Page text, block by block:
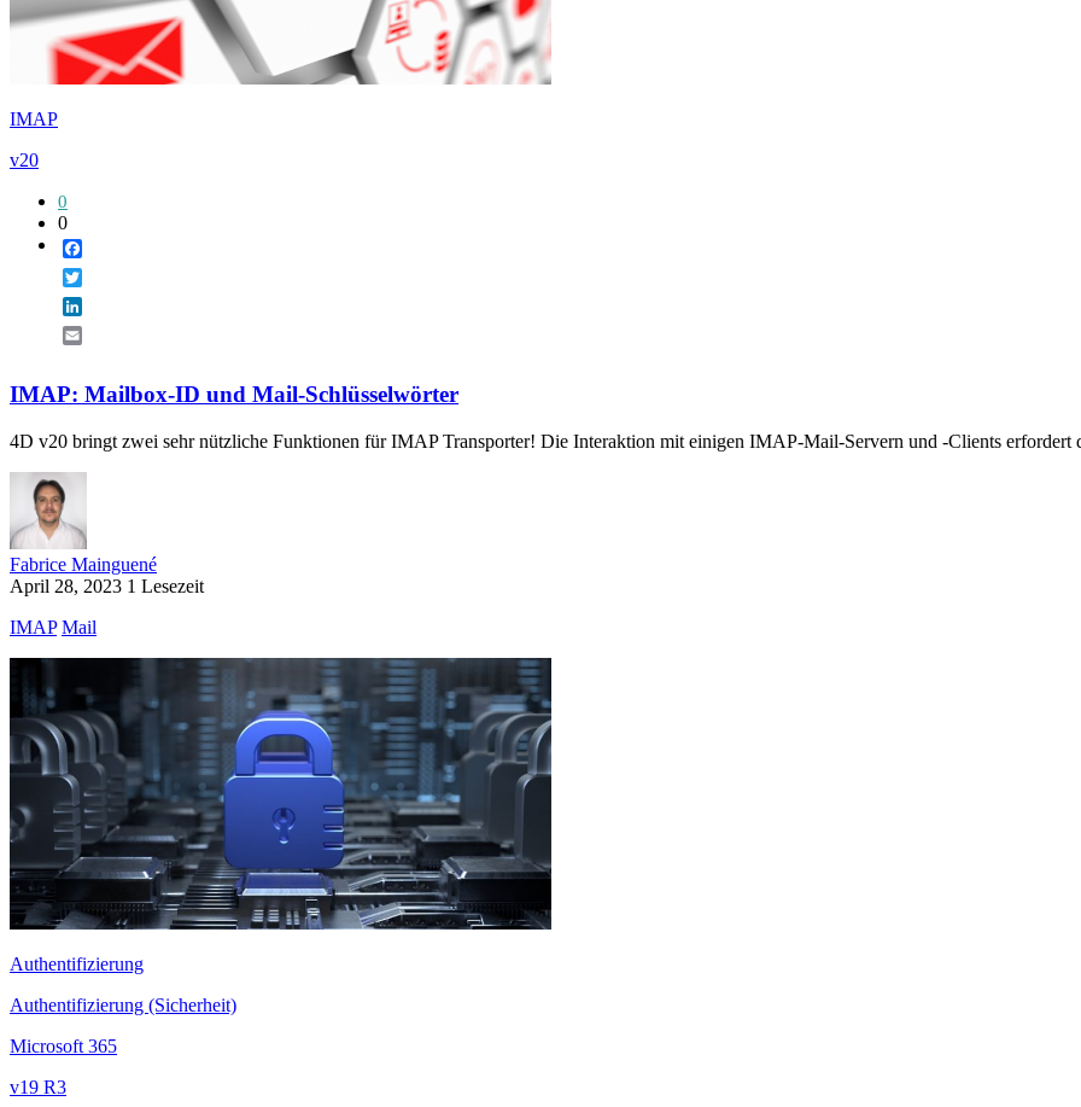
IMAP
v20
0
0
IMAP: Mailbox-ID und Mail-Schlüsselwörter
4D v20 bringt zwei sehr nützliche Funktionen für IMAP Transporter! Die Interaktion mit einigen IMAP-Mail-Servern und -Clients erfordert
Fabrice Mainguené
April 28, 2023 1 Lesezeit
IMAP Mail
Authentifizierung
Authentifizierung (Sicherheit)
Microsoft 365
v19 R3